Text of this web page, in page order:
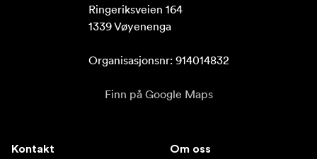
Ringeriksveien 164
1339 Vøyenenga
Organisasjonsnr: 914014832
Finn på Google Maps
Kontakt Om oss